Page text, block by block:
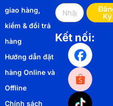
giao hàng,
kiểm & đổi trả
hàng
Hướng dẫn đặt
hàng Online và
Offline
Chính sách
Ký
Kết nối: